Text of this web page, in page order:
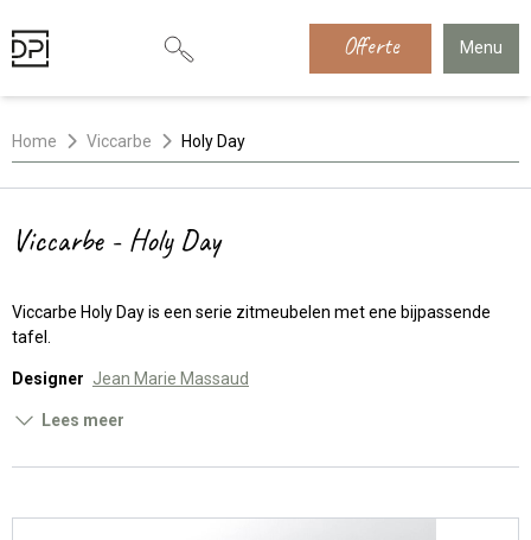
Offerte Menu
Home Viccarbe Holy Day
Viccarbe - Holy Day
Viccarbe Holy Day is een serie zitmeubelen met ene bijpassende
tafel.
Designer Jean Marie Massaud
Lees meer